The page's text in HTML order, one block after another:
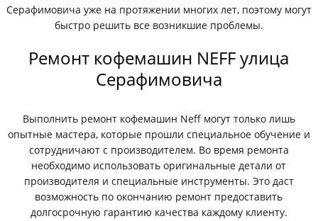
Серафимовича уже на протяжении многих лет, поэтому могут
быстро решить все возникшие проблемы.
Ремонт кофемашин NEFF улица
Серафимовича
Выполнить ремонт кофемашин Neff могут только лишь
опытные мастера, которые прошли специальное обучение и
сотрудничают с производителем. Во время ремонта
необходимо использовать оригинальные детали от
производителя и специальные инструменты. Это даст
возможность по окончанию ремонт предоставить
долгосрочную гарантию качества каждому клиенту.